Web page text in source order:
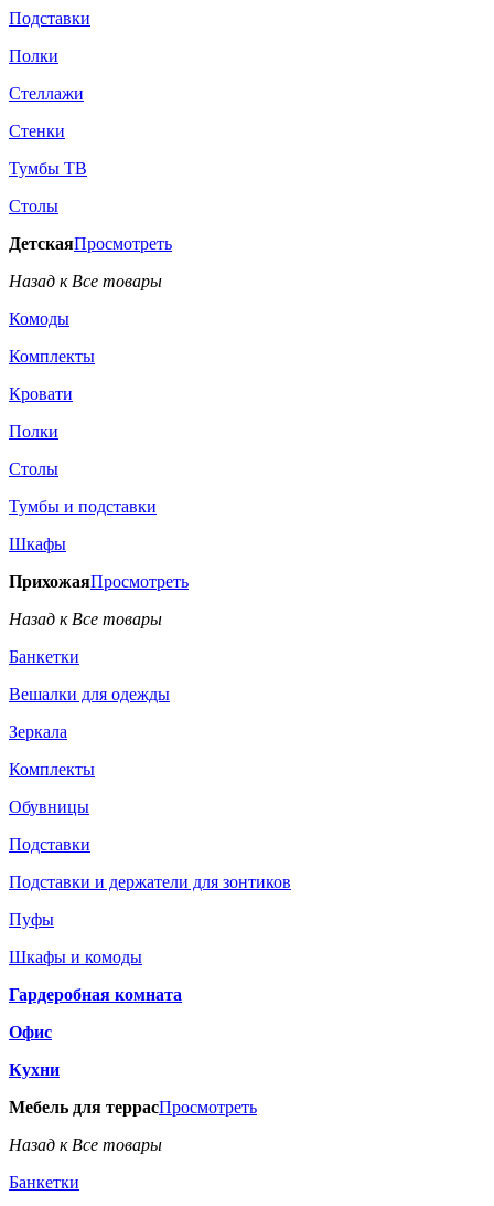
Подставки
Полки
Стеллажи
Стенки
Тумбы ТВ
Столы
ДетскаяПросмотреть
Назад к Все товары
Комоды
Комплекты
Кровати
Полки
Столы
Тумбы и подставки
Шкафы
ПрихожаяПросмотреть
Назад к Все товары
Банкетки
Вешалки для одежды
Зеркала
Комплекты
Обувницы
Подставки
Подставки и держатели для зонтиков
Пуфы
Шкафы и комоды
Гардеробная комната
Офис
Кухни
Мебель для террасПросмотреть
Назад к Все товары
Банкетки